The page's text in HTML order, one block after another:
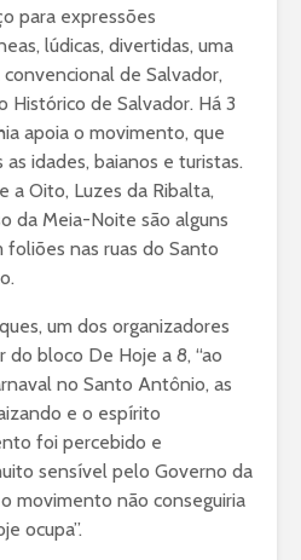
para expressões
lúdicas, divertidas, uma
de Salvador,
Histórico de Salvador. Há 3
apoia o movimento, que
idades, baianos e turistas.
a Oito, Luzes da Ribalta,
da Meia-Noite são alguns
foliões nas ruas do Santo
um dos organizadores
bloco De Hoje a 8, “ao
no Santo Antônio, as
e o espírito
foi percebido e
sensível pelo Governo da
movimento não conseguiria
ocupa”.